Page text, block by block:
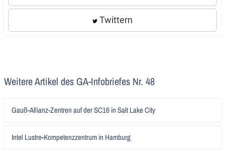
Twittern
Weitere Artikel des GA-Infobriefes Nr. 48
Gauß-Allianz-Zentren auf der SC16 in Salt Lake City
Intel Lustre-Kompetenzzentrum in Hamburg